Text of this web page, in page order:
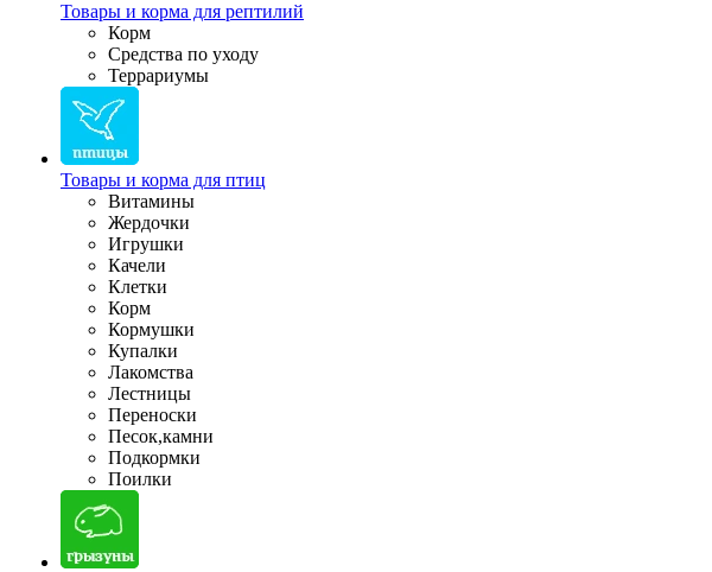
Товары и корма для рептилий
Корм
Средства по уходу
Террариумы
Товары и корма для птиц
Витамины
Жердочки
Игрушки
Качели
Клетки
Корм
Кормушки
Купалки
Лакомства
Лестницы
Переноски
Песок,камни
Подкормки
Поилки